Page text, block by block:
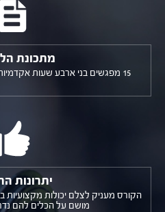
מתכונת
15 מפגשים בני ארבע שעות אקדמיות, אחת לשבוע, בשעות אחה"צ
יתרונות
הקורס מעניק לצלם יכולות מקצועיות
מושם על הכלים להם